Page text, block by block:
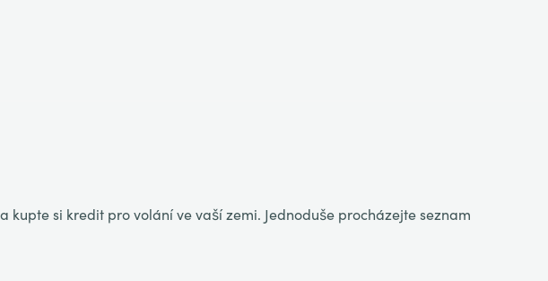
si kredit pro volání ve vaší zemi. Jednoduše procházejte seznam